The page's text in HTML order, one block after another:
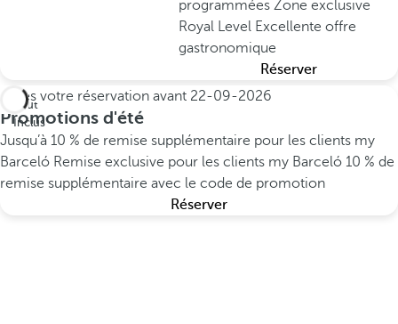
programméesZone exclusive
Royal Level Excellente offre
gastronomique
Réserver
Tout
Inclus
Faites votre réservation avant 22-09-2026
Promotions d'été
Jusqu’à 10 % de remise supplémentaire pour les clients my
Barceló Remise exclusive pour les clients my Barceló 10 % de
remise supplémentaire avec le code de promotion
Réserver